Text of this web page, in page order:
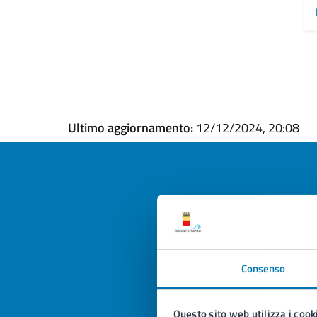
Consenso
Ultimo aggiornamento: 12/12/2024, 20:08
Valuta